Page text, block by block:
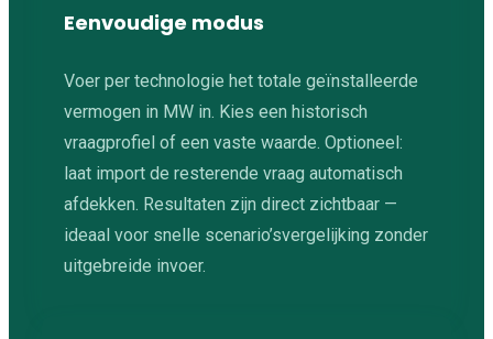
Eenvoudige modus
Voer per technologie het totale geïnstalleerde
vermogen in MW in. Kies een historisch
vraagprofiel of een vaste waarde. Optioneel:
laat import de resterende vraag automatisch
afdekken. Resultaten zijn direct zichtbaar —
ideaal voor snelle scenario’svergelijking zonder
uitgebreide invoer.